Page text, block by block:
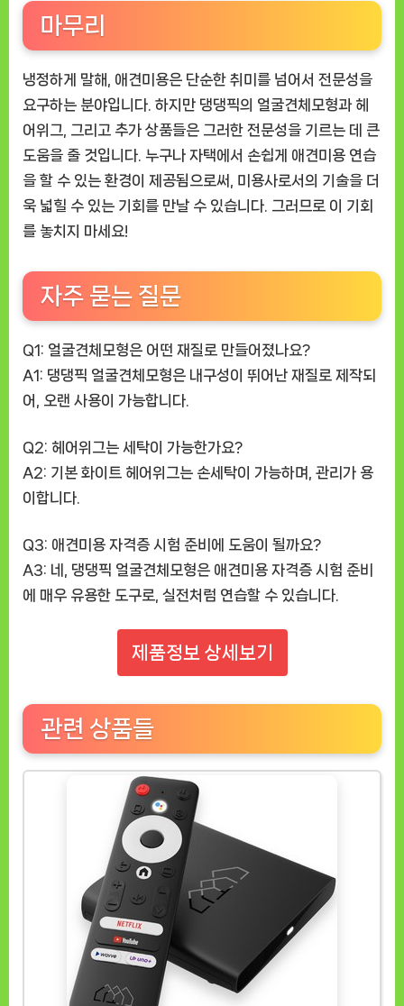
마무리
냉정하게 말해, 애견미용은 단순한 취미를 넘어서 전문성을
요구하는 분야입니다. 하지만 댕댕픽의 얼굴견체모형과 헤
어위그, 그리고 추가 상품들은 그러한 전문성을 기르는 데 큰
도움을 줄 것입니다. 누구나 자택에서 손쉽게 애견미용 연습
을 할 수 있는 환경이 제공됨으로써, 미용사로서의 기술을 더
욱 넓힐 수 있는 기회를 만날 수 있습니다. 그러므로 이 기회
를 놓치지 마세요!
자주 묻는 질문
Q1: 얼굴견체모형은 어떤 재질로 만들어졌나요?
A1: 댕댕픽 얼굴견체모형은 내구성이 뛰어난 재질로 제작되
어, 오랜 사용이 가능합니다.
Q2: 헤어위그는 세탁이 가능한가요?
A2: 기본 화이트 헤어위그는 손세탁이 가능하며, 관리가 용
이합니다.
Q3: 애견미용 자격증 시험 준비에 도움이 될까요?
A3: 네, 댕댕픽 얼굴견체모형은 애견미용 자격증 시험 준비
에 매우 유용한 도구로, 실전처럼 연습할 수 있습니다.
제품정보 상세보기
관련 상품들